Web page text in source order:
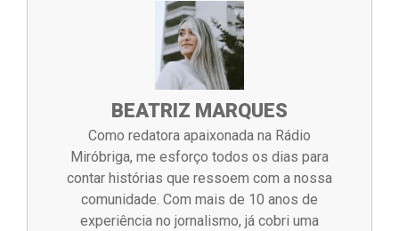
BEATRIZ MARQUES
Como redatora apaixonada na Rádio
Miróbriga, me esforço todos os dias para
contar histórias que ressoem com a nossa
comunidade. Com mais de 10 anos de
experiência no jornalismo, já cobri uma